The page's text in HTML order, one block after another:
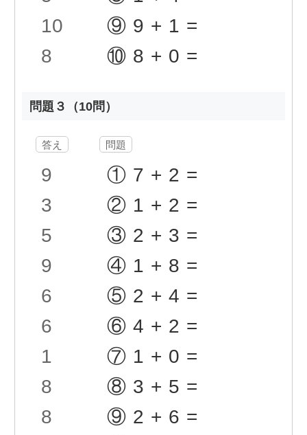
10
⑨9+1=
8
⑩8+0=
問題３（10問）
答え 問題
9
①7+2=
3
②1+2=
5
③2+3=
9
④1+8=
6
⑤2+4=
6
⑥4+2=
1
⑦1+0=
8
⑧3+5=
8
⑨2+6=